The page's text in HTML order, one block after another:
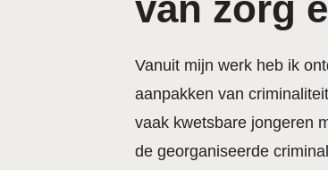
Vanuit mijn werk heb ik
aanpakken van
vaak kwetsbare jongeren
de georganiseerde